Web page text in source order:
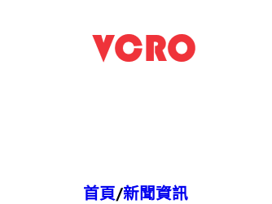
首頁/新聞資訊